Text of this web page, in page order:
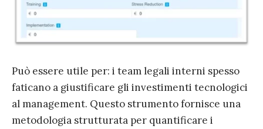
Può essere utile per: i team legali interni spesso
faticano a giustificare gli investimenti tecnologici
al management. Questo strumento fornisce una
metodologia strutturata per quantificare i